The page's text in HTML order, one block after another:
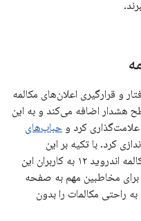
رفتار و قرارگیری اعلان‌های مکالمه
هشدار اضافه می‌کند و به این
کرد و حباب‌های
کرد. با تکیه بر این
ویژگی‌های اندروید ۱۱، ویژگی ویجت مکالمه اندروید ۱۲ به کاربران این
برای مخاطبین مهم به صفحه
راحتی مکالمات را بدون